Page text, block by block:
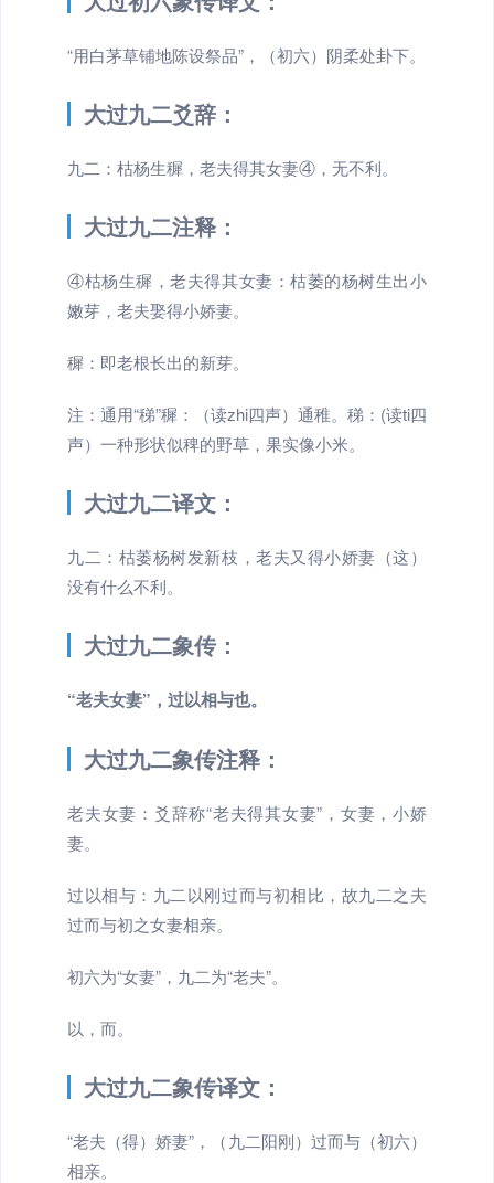
“用白茅草铺地陈设祭品”，（初六）阴柔处卦下。
大过九二爻辞：
九二：枯杨生穉，老夫得其女妻④，无不利。
大过九二注释：
④枯杨生穉，老夫得其女妻：枯萎的杨树生出小
嫩芽，老夫娶得小娇妻。
穉：即老根长出的新芽。
注：通用“稊”穉：（读zhi四声）通稚。稊：(读ti四
声）一种形状似稗的野草，果实像小米。
大过九二译文：
九二：枯萎杨树发新枝，老夫又得小娇妻（这）
没有什么不利。
大过九二象传：
“老夫女妻”，过以相与也。
大过九二象传注释：
老夫女妻：爻辞称“老夫得其女妻”，女妻，小娇
妻。
过以相与：九二以刚过而与初相比，故九二之夫
过而与初之女妻相亲。
初六为“女妻”，九二为“老夫”。
以，而。
大过九二象传译文：
“老夫（得）娇妻”，（九二阳刚）过而与（初六）
相亲。